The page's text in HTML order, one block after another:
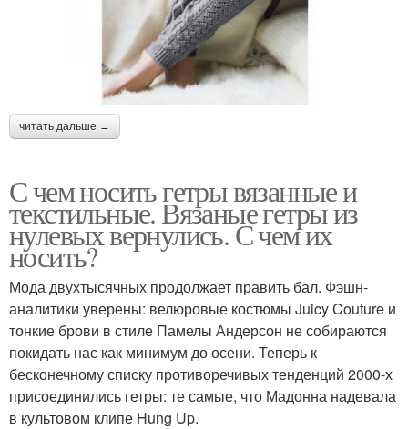
читать дальше →
С чем носить гетры вязанные и
текстильные. Вязаные гетры из
нулевых вернулись. С чем их
носить?
Мода двухтысячных продолжает править бал. Фэшн-
аналитики уверены: велюровые костюмы Juicy Couture и
тонкие брови в стиле Памелы Андерсон не собираются
покидать нас как минимум до осени. Теперь к
бесконечному списку противоречивых тенденций 2000-х
присоединились гетры: те самые, что Мадонна надевала
в культовом клипе Hung Up.